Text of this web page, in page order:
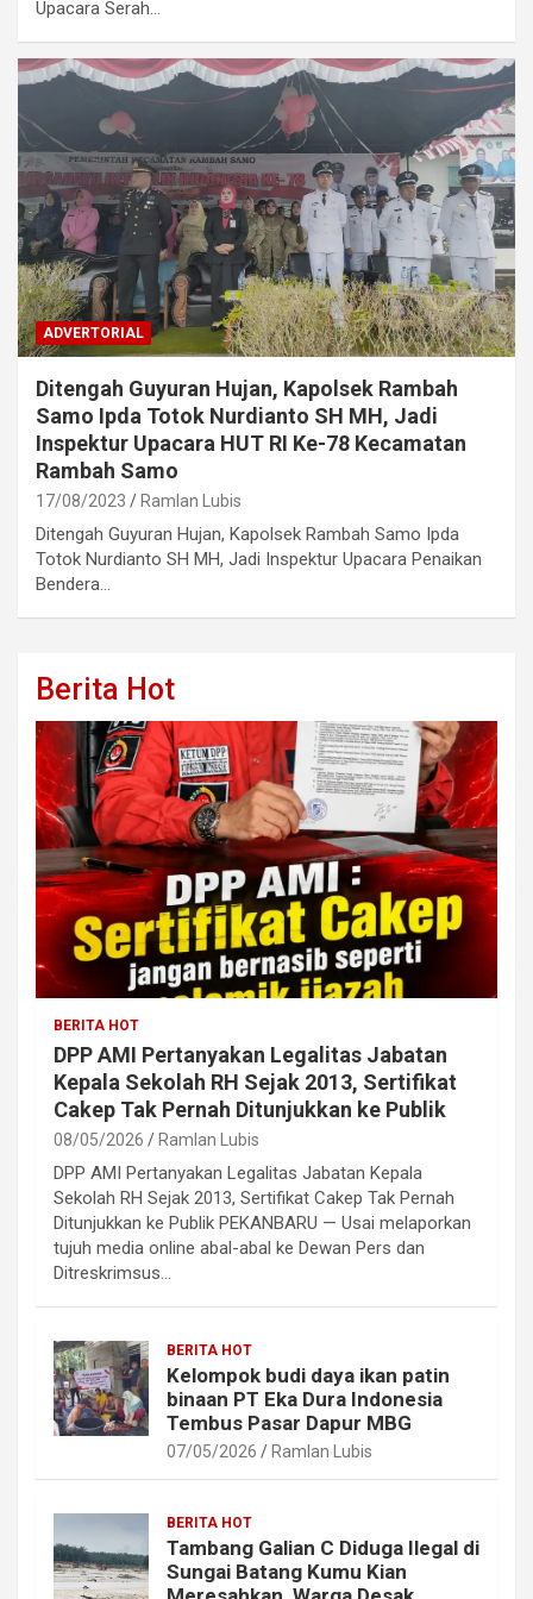
Upacara Serah…
ADVERTORIAL
Ditengah Guyuran Hujan, Kapolsek Rambah
Samo Ipda Totok Nurdianto SH MH, Jadi
Inspektur Upacara HUT RI Ke-78 Kecamatan
Rambah Samo
17/08/2023 Ramlan Lubis
Ditengah Guyuran Hujan, Kapolsek Rambah Samo Ipda
Totok Nurdianto SH MH, Jadi Inspektur Upacara Penaikan
Bendera…
Berita Hot
BERITA HOT
DPP AMI Pertanyakan Legalitas Jabatan
Kepala Sekolah RH Sejak 2013, Sertifikat
Cakep Tak Pernah Ditunjukkan ke Publik
08/05/2026 Ramlan Lubis
DPP AMI Pertanyakan Legalitas Jabatan Kepala
Sekolah RH Sejak 2013, Sertifikat Cakep Tak Pernah
Ditunjukkan ke Publik PEKANBARU — Usai melaporkan
tujuh media online abal-abal ke Dewan Pers dan
Ditreskrimsus…
BERITA HOT
Kelompok budi daya ikan patin
binaan PT Eka Dura Indonesia
Tembus Pasar Dapur MBG
07/05/2026 Ramlan Lubis
BERITA HOT
Tambang Galian C Diduga Ilegal di
Sungai Batang Kumu Kian